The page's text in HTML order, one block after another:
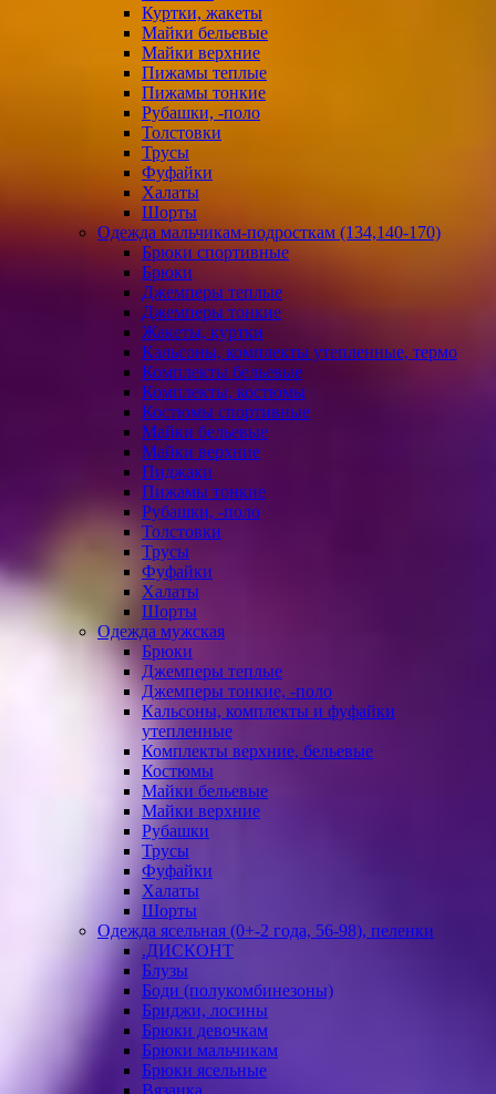
Куртки, жакеты
Майки бельевые
Майки верхние
Пижамы теплые
Пижамы тонкие
Рубашки, -поло
Толстовки
Трусы
Фуфайки
Халаты
Шорты
Одежда мальчикам-подросткам (134,140-170)
Брюки спортивные
Брюки
Джемперы теплые
Джемперы тонкие
Жакеты, куртки
Кальсоны, комплекты утепленные, термо
Комплекты бельевые
Комплекты, костюмы
Костюмы спортивные
Майки бельевые
Майки верхние
Пиджаки
Пижамы тонкие
Рубашки, -поло
Толстовки
Трусы
Фуфайки
Халаты
Шорты
Одежда мужская
Брюки
Джемперы теплые
Джемперы тонкие, -поло
Кальсоны, комплекты и фуфайки
утепленные
Комплекты верхние, бельевые
Костюмы
Майки бельевые
Майки верхние
Рубашки
Трусы
Фуфайки
Халаты
Шорты
Одежда ясельная (0+-2 года, 56-98), пеленки
.ДИСКОНТ
Блузы
Боди (полукомбинезоны)
Бриджи, лосины
Брюки девочкам
Брюки мальчикам
Брюки ясельные
Вязанка